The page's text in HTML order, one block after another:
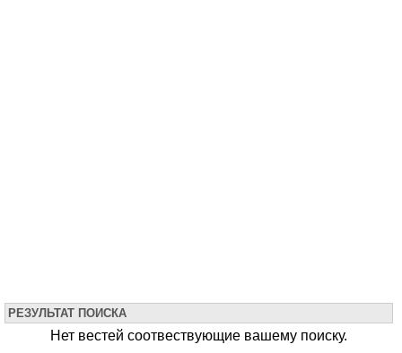
РЕЗУЛЬТАТ ПОИСКА
Нет вестей соотвествующие вашему поиску.